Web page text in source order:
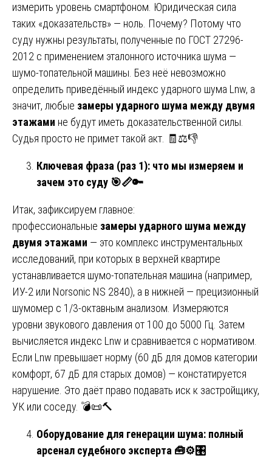
измерить уровень смартфоном. Юридическая сила
таких «доказательств» — ноль. Почему? Потому что
суду нужны результаты, полученные по ГОСТ 27296-
2012 с применением эталонного источника шума —
шумо-топательной машины. Без неё невозможно
определить приведённый индекс ударного шума Lnw, а
значит, любые замеры ударного шума между двумя
этажами не будут иметь доказательственной силы.
Судья просто не примет такой акт. 🧾⚖️👎
Ключевая фраза (раз 1): что мы измеряем и
зачем это суду 🎯📏🔑
Итак, зафиксируем главное:
профессиональные замеры ударного шума между
двумя этажами — это комплекс инструментальных
исследований, при которых в верхней квартире
устанавливается шумо-топательная машина (например,
ИУ-2 или Norsonic NS 2840), а в нижней — прецизионный
шумомер с 1/3-октавным анализом. Измеряются
уровни звукового давления от 100 до 5000 Гц. Затем
вычисляется индекс Lnw и сравнивается с нормативом.
Если Lnw превышает норму (60 дБ для домов категории
комфорт, 67 дБ для старых домов) — констатируется
нарушение. Это даёт право подавать иск к застройщику,
УК или соседу. 💣📜🔨
Оборудование для генерации шума: полный
арсенал судебного эксперта 🧰⚙️🎛️